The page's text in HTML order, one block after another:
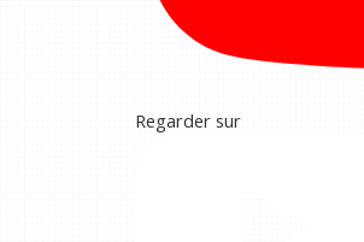
Regarder sur